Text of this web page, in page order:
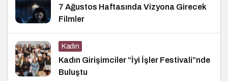
7 Ağustos Haftasında Vizyona Girecek
Filmler
Kadın
Kadın Girişimciler “İyi İşler Festivali”nde
Buluştu